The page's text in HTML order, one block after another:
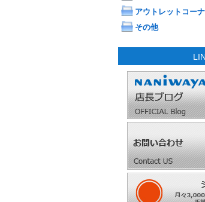
アウトレットコー
その他